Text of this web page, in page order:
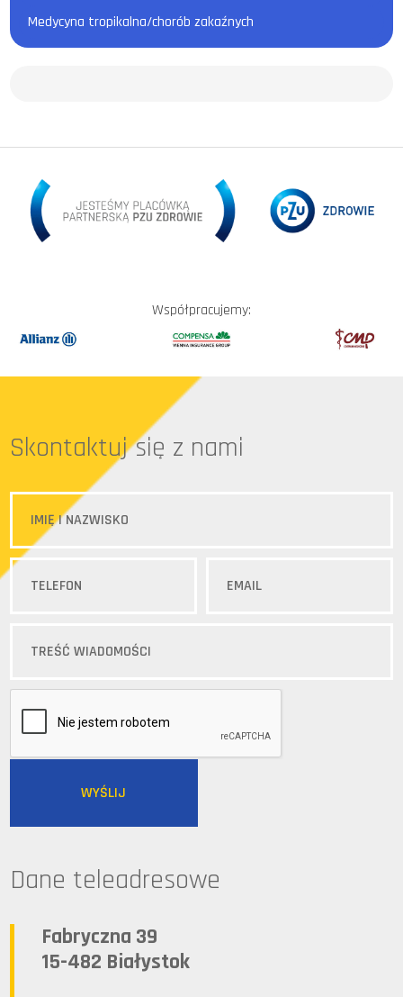
Medycyna tropikalna/chorób zakaźnych
Współpracujemy:
Skontaktuj się z nami
Dane teleadresowe
Fabryczna 39
15-482 Białystok